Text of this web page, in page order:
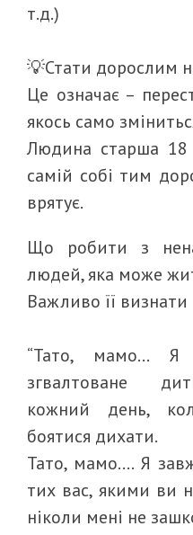
т.д.)
💡Стати дорослим
Це означає –
якось само
Людина старша 18
самій собі тим
врятує.
Що робити з
людей, яка може
Важливо її визнати
“Тато, мамо… Я
згвалтоване
кожний день,
боятися дихати.
Тато, мамо…. Я
тих вас, якими ви
ніколи мені не